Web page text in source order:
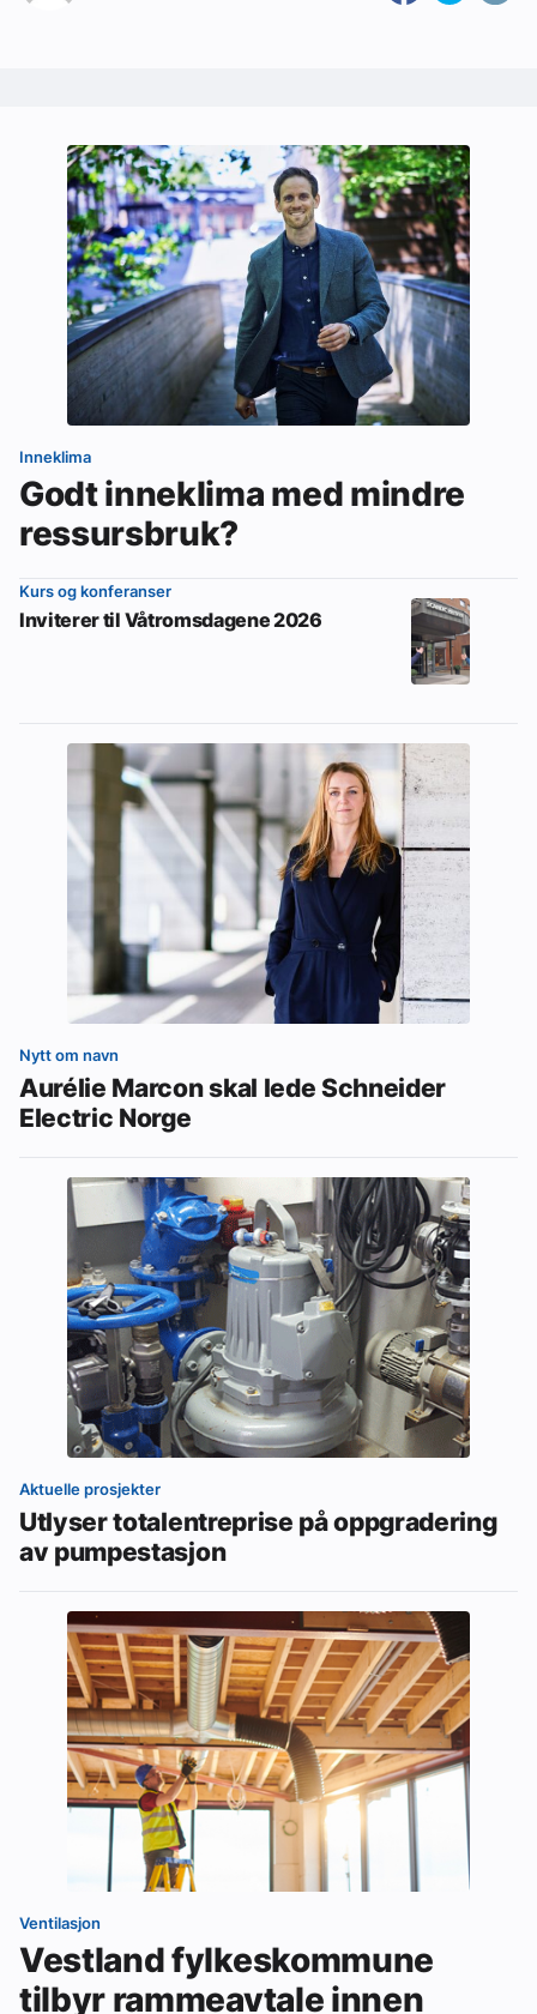
Inneklima
Godt inneklima med mindre
ressursbruk?
Kurs og konferanser
Inviterer til Våtromsdagene 2026
Nytt om navn
Aurélie Marcon skal lede Schneider
Electric Norge
Aktuelle prosjekter
Utlyser totalentreprise på oppgradering
av pumpestasjon
Ventilasjon
Vestland fylkeskommune
tilbyr rammeavtale innen